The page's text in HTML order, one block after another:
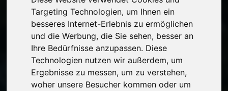
Targeting Technologien, um Ihnen ein
besseres Internet-Erlebnis zu ermöglichen
und die Werbung, die Sie sehen, besser an
Ihre Bedürfnisse anzupassen. Diese
Technologien nutzen wir außerdem, um
Ergebnisse zu messen, um zu verstehen,
woher unsere Besucher kommen oder um